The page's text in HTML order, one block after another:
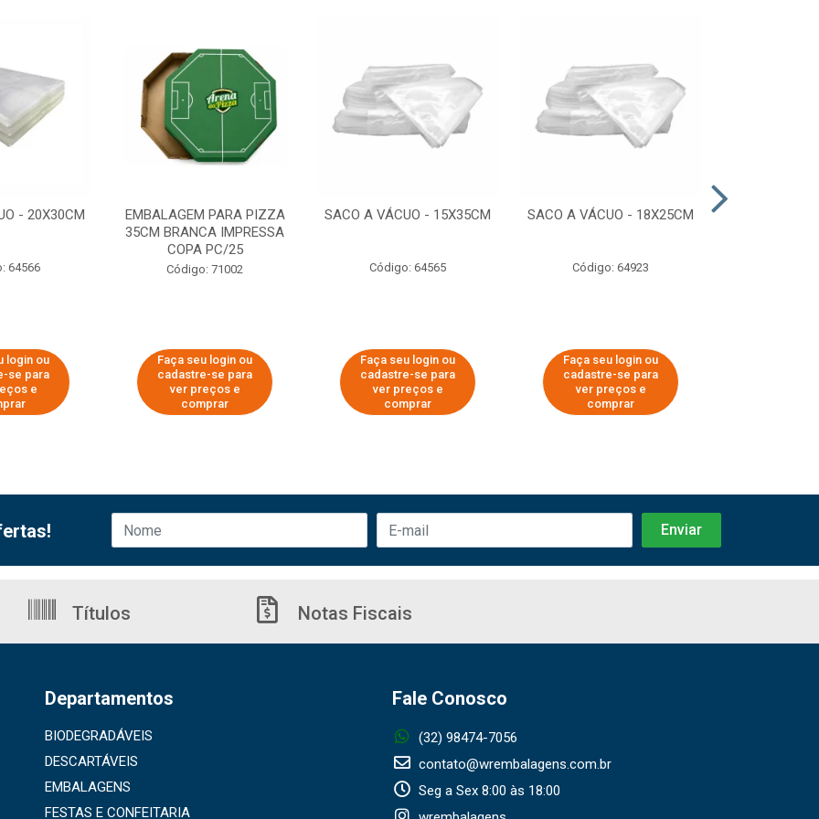
- 20X30CM
64566
login ou
se para
e
EMBALAGEM PARA PIZZA
35CM BRANCA IMPRESSA
COPA PC/25
Código: 71002
Faça seu login ou
cadastre-se para
ver preços e
comprar
SACO A VÁCUO - 15X35CM
Código: 64565
Faça seu login ou
cadastre-se para
ver preços e
comprar
SACO A VÁCUO - 18X25CM
Código: 64923
Faça seu login ou
cadastre-se para
ver preços e
comprar
Títulos Notas Fiscais
Departamentos
BIODEGRADÁVEIS
DESCARTÁVEIS
EMBALAGENS
FESTAS E CONFEITARIA
Fale Conosco
(32) 98474-7056
contato@wrembalagens.com.br
Seg a Sex 8:00 às 18:00